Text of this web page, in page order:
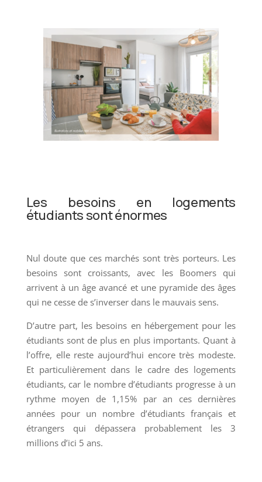
Les besoins en logements
étudiants sont énormes
Nul doute que ces marchés sont très porteurs. Les
besoins sont croissants, avec les Boomers qui
arrivent à un âge avancé et une pyramide des âges
qui ne cesse de s’inverser dans le mauvais sens.
D’autre part, les besoins en hébergement pour les
étudiants sont de plus en plus importants. Quant à
l’offre, elle reste aujourd’hui encore très modeste.
Et particulièrement dans le cadre des logements
étudiants, car le nombre d’étudiants progresse à un
rythme moyen de 1,15% par an ces dernières
années pour un nombre d’étudiants français et
étrangers qui dépassera probablement les 3
millions d’ici 5 ans.